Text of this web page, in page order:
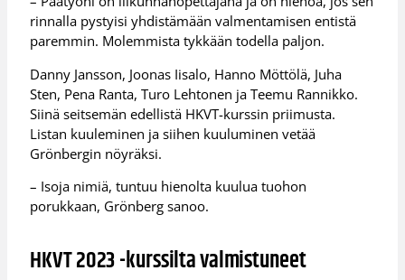
rinnalla pystyisi yhdistämään valmentamisen entistä
paremmin. Molemmista tykkään todella paljon.
Danny Jansson, Joonas Iisalo, Hanno Möttölä, Juha
Sten, Pena Ranta, Turo Lehtonen ja Teemu Rannikko.
Siinä seitsemän edellistä HKVT-kurssin priimusta.
Listan kuuleminen ja siihen kuuluminen vetää
Grönbergin nöyräksi.
– Isoja nimiä, tuntuu hienolta kuulua tuohon
porukkaan, Grönberg sanoo.
HKVT 2023 -kurssilta valmistuneet